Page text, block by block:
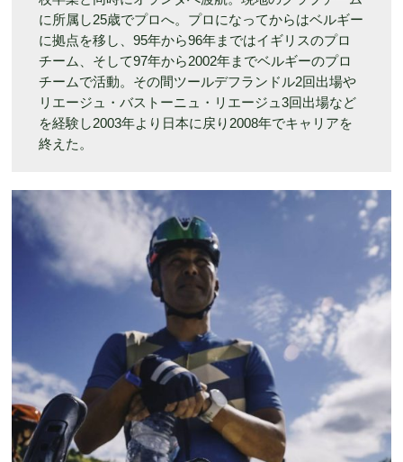
に所属し25歳でプロへ。プロになってからはベルギー
に拠点を移し、95年から96年まではイギリスのプロ
チーム、そして97年から2002年までベルギーのプロ
チームで活動。その間ツールデフランドル2回出場や
リエージュ・バストーニュ・リエージュ3回出場など
を経験し2003年より日本に戻り2008年でキャリアを
終えた。